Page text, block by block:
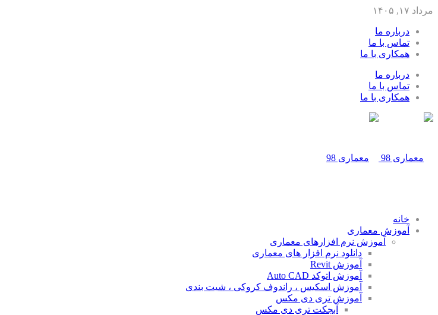
مرداد ۱۷, ۱۴۰۵
درباره ما
تماس با ما
همکاری با ما
درباره ما
تماس با ما
همکاری با ما
خانه
آموزش معماری
آموزش نرم افزارهای معماری
دانلود نرم افزار های معماری
آموزش Revit
آموزش اتوکد Auto CAD
آموزش اسکیس ، راندوف کروکی ، شیت بندی
آموزش تری دی مکس
آبجکت تری دی مکس